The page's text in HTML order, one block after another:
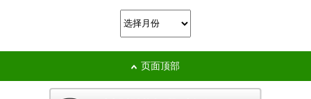
页面顶部